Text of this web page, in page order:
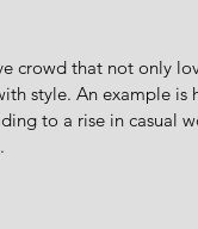
crowd that not only
style. An example is
to a rise in casual